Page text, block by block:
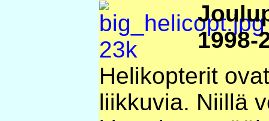
1998-
Helikopterit
liikkuvia. Niillä